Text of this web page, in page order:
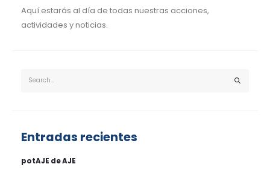
Aquí estarás al día de todas nuestras acciones,
actividades y noticias.
Entradas recientes
potAJE de AJE